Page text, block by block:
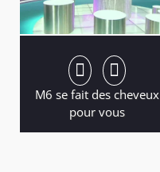
M6 se fait des cheveux
pour vous